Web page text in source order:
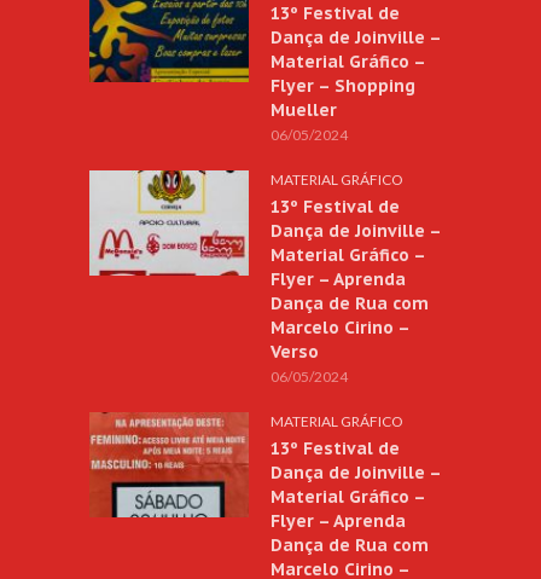
13º Festival de
Dança de Joinville –
Material Gráfico –
Flyer – Shopping
Mueller
06/05/2024
MATERIAL GRÁFICO
13º Festival de
Dança de Joinville –
Material Gráfico –
Flyer – Aprenda
Dança de Rua com
Marcelo Cirino –
Verso
06/05/2024
MATERIAL GRÁFICO
13º Festival de
Dança de Joinville –
Material Gráfico –
Flyer – Aprenda
Dança de Rua com
Marcelo Cirino –